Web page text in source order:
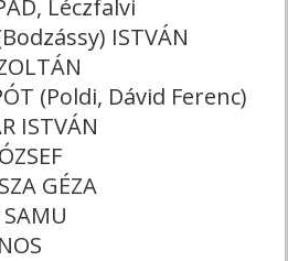
Léczfalvi
ISTVÁN
(Poldi, Dávid Ferenc)
ISTVÁN
GÉZA